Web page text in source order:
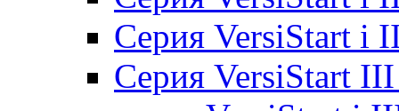
Cерия VersiStart i
Cерия VersiStart